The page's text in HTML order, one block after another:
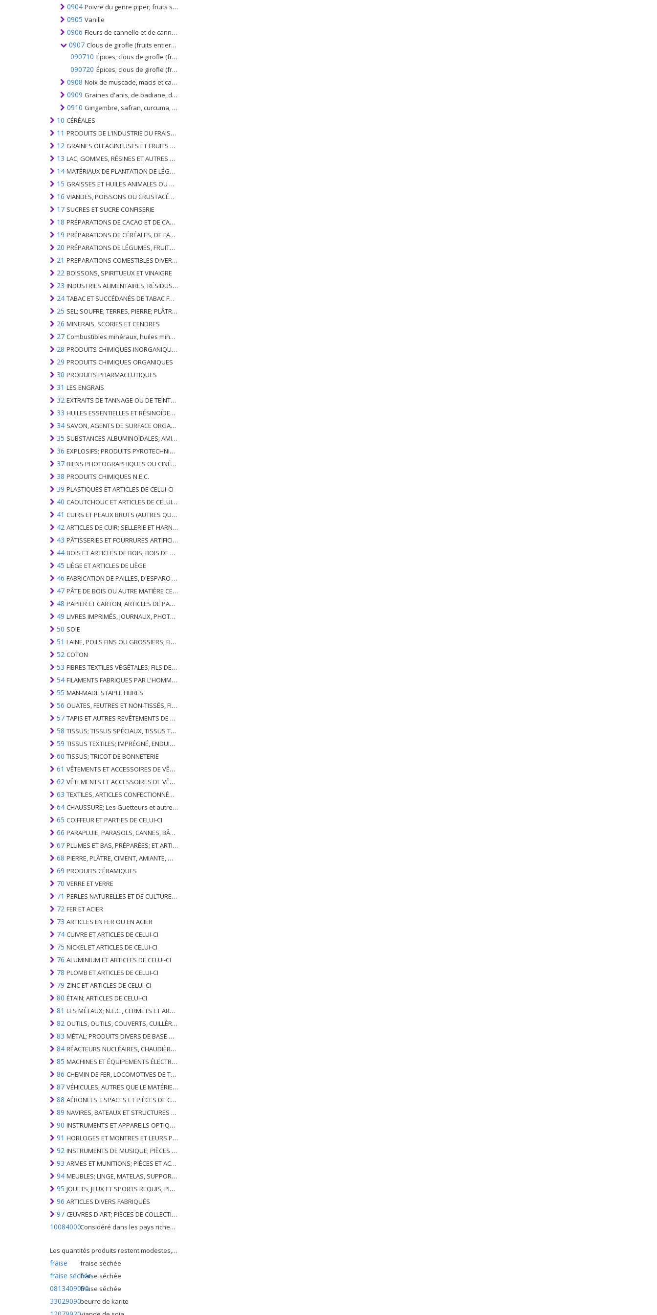
0904 Poivre du genre piper; fruits séchés ou broyés ou pulvérisés du genre Capsicum ou du genre Pimenta
0905 Vanille
0906 Fleurs de cannelle et de cannelle
0907 Clous de girofle (fruits entiers, clous de girofle et tiges)
090710 Épices; clous de girofle (fruits entiers, clous de girofle et tiges), non broyés ni moulus
090720 Épices; clous de girofle (fruits entiers, clous de girofle et tiges), broyés ou moulus
0908 Noix de muscade, macis et cardamomes
0909 Graines d'anis, de badiane, de fenouil, de coriandre, de cumin, de carvi ou de genévrier
0910 Gingembre, safran, curcuma, thym, feuilles de laurier, curry et autres épices
10 CÉRÉALES
11 PRODUITS DE L'INDUSTRIE DU FRAISAGE; MALT, AMIDONS, INULINE, GLUTEN DE BLÉ
12 GRAINES OLEAGINEUSES ET FRUITS OLÉAGINEUX; GRAINS DIVERS, GRAINES ET FRUITS, PLANTES INDUSTRIELLES OU MÉDICINALES; PAILLE ET FOURRAGE
13 LAC; GOMMES, RÉSINES ET AUTRES SUCS ET EXTRAITS VÉGÉTAUX
14 MATÉRIAUX DE PLANTATION DE LÉGUMES; PRODUITS VÉGÉTAUX NON DÉNOMMÉS NI COMPRIS AILLEURS
15 GRAISSES ET HUILES ANIMALES OU VÉGÉTALES ET LEURS PRODUITS DE CLIVAGE; GRAISSES ANIMALES PRÉPARÉES; CIRES ANIMALES OU VÉGÉTALES
16 VIANDES, POISSONS OU CRUSTACÉS, MOLLUSQUES OU AUTRES INVERTÉBRÉS AQUATIQUES; PRÉPARATIONS DE CELLES-CI
17 SUCRES ET SUCRE CONFISERIE
18 PRÉPARATIONS DE CACAO ET DE CACAO
19 PRÉPARATIONS DE CÉRÉALES, DE FARINES, D'AMIDONS OU DE LAIT; PRODUITS DE PATISSERIE
20 PRÉPARATIONS DE LÉGUMES, FRUITS, NOIX OU AUTRES PARTIES DE PLANTES
21 PREPARATIONS COMESTIBLES DIVERSES
22 BOISSONS, SPIRITUEUX ET VINAIGRE
23 INDUSTRIES ALIMENTAIRES, RÉSIDUS ET DÉCHETS DE CELLES-CI; FOURRAGE ANIMAL PRÉPARÉ
24 TABAC ET SUCCÉDANÉS DE TABAC FABRIQUÉS
25 SEL; SOUFRE; TERRES, PIERRE; PLÂTRES, CHAUX ET CIMENT
26 MINERAIS, SCORIES ET CENDRES
27 Combustibles minéraux, huiles minérales et produits de leur distillation; SUBSTANCES BITUMINEUSES; CIRES MINÉRALES
28 PRODUITS CHIMIQUES INORGANIQUES; COMPOSÉS ORGANIQUES ET INORGANIQUES DE MÉTAUX PRÉCIEUX; DE MÉTAUX DES TERRES RARES, D'ÉLÉMENTS RADIOACTIFS ET D'ISOTOPES
29 PRODUITS CHIMIQUES ORGANIQUES
30 PRODUITS PHARMACEUTIQUES
31 LES ENGRAIS
32 EXTRAITS DE TANNAGE OU DE TEINTURE; TANINS ET LEURS DERIVES; COLORANTS, PIGMENTS ET AUTRES MATIERES COLORANTES; PEINTURES, VERNIS; MASTIC, AUTRES MASTIQUES; ENCRES
33 HUILES ESSENTIELLES ET RÉSINOÏDES; PARFUMERIE, PRÉPARATIONS COSMÉTIQUES OU DE TOILETTE
34 SAVON, AGENTS DE SURFACE ORGANIQUES; LAVAGE, LUBRIFICATION, POLISSAGE OU PRÉPARATION À L'ÉPURATION; CIRES ARTIFICIELLES OU PRÉPARÉES, BOUGIES ET ARTICLES SIMILAIRES, PÂTES À MODÉLISER, CIRES DENTAIRES ET PRÉPARATIONS DENTAIRES À BASE DE PLÂTRE
35 SUBSTANCES ALBUMINOÏDALES; AMIDONS MODIFIÉS; GLUES; ENZYMES
36 EXPLOSIFS; PRODUITS PYROTECHNIQUES; ALLUMETTES; ALLIAGES PYROPHORIQUES; CERTAINES PRÉPARATIONS COMBUSTIBLES
37 BIENS PHOTOGRAPHIQUES OU CINÉMATOGRAPHIQUES
38 PRODUITS CHIMIQUES N.E.C.
39 PLASTIQUES ET ARTICLES DE CELUI-CI
40 CAOUTCHOUC ET ARTICLES DE CELUI-CI
41 CUIRS ET PEAUX BRUTS (AUTRES QUE PÂTEAUX) ET CUIR
42 ARTICLES DE CUIR; SELLERIE ET ​​HARNAIS; ARTICLES DE VOYAGE, SACS À MAIN ET RÉCIPIENTS ANALOGUES; ARTICLES DE GUT ANIMAL (AUTRE QUE GUT DE SOIE-VERT)
43 PÂTISSERIES ET FOURRURES ARTIFICIELLES; FABRICATION DE CELLES-CI
44 BOIS ET ARTICLES DE BOIS; BOIS DE CHARBON
45 LIÈGE ET ARTICLES DE LIÈGE
46 FABRICATION DE PAILLES, D'ESPARO OU D'AUTRES MATÉRIAUX DE COULÉE; BASKETWARE ET WICKERWORK
47 PÂTE DE BOIS OU AUTRE MATIÈRE CELLULOSIQUE FIBREUSE; PAPIER OU CARTON RÉCUPÉRÉ (DÉCHETS ET DÉCHETS)
48 PAPIER ET CARTON; ARTICLES DE PATE A PAPIER, DE PAPIER OU DE CARTON
49 LIVRES IMPRIMÉS, JOURNAUX, PHOTOS ET AUTRES PRODUITS DE L'INDUSTRIE DE L'IMPRIMERIE; MANUSCRITS, TYPESCRIPTS ET PLANS
50 SOIE
51 LAINE, POILS FINS OU GROSSIERS; FIL DE CHEVAL ET TISSU TISSÉ
52 COTON
53 FIBRES TEXTILES VÉGÉTALES; FILS DE PAPIER ET TISSUS DE FILS DE PAPIER
54 FILAMENTS FABRIQUES PAR L'HOMME; BANDES ET SIMILAIRES DE MATIERES TEXTILES SYNTHETIQUES
55 MAN-MADE STAPLE FIBRES
56 OUATES, FEUTRES ET NON-TISSÉS, FILS SPÉCIAUX; FICELLES, CORDES, CORDES, CÂBLES ET ARTICLES ASSOCIÉS
57 TAPIS ET AUTRES REVÊTEMENTS DE SOLS TEXTILES
58 TISSUS; TISSUS SPÉCIAUX, TISSUS TEXTILES TUFTED, DENTELLE, TAPISSERIES, GARNITURES, BRODERIES
59 TISSUS TEXTILES; IMPRÉGNÉ, ENDUIT, COUVERT OU LAMINÉ; ARTICLES TEXTILES D'UN TYPE ADAPTÉ À L'USAGE INDUSTRIEL
60 TISSUS; TRICOT DE BONNETERIE
61 VÊTEMENTS ET ACCESSOIRES DE VÊTEMENTS; TRICOT DE BONNETERIE
62 VÊTEMENTS ET ACCESSOIRES DE VÊTEMENTS; NON BONNETERIE
63 TEXTILES, ARTICLES CONFECTIONNÉS; SETS; VÊTEMENTS PORTÉS ET ARTICLES TEXTILES USÉS; RAGS
64 CHAUSSURE; Les Guetteurs et autres; PARTIES DE CES ARTICLES
65 COIFFEUR ET PARTIES DE CELUI-CI
66 PARAPLUIE, PARASOLS, CANNES, BÂTONNETS, FOUETS, PLANTES DE CONDUITE; ET LEURS PARTIES
67 PLUMES ET BAS, PRÉPARÉES; ET ARTICLES EN PLUME OU EN BAS; FLEURS ARTIFICIELLES; ARTICLES DE CHEVEUX HUMAINS
68 PIERRE, PLÂTRE, CIMENT, AMIANTE, MICA OU MATÉRIEL SIMILAIRE; ARTICLES DE CELUI-CI
69 PRODUITS CÉRAMIQUES
70 VERRE ET VERRE
71 PERLES NATURELLES ET DE CULTURE; PIERRES PRÉCIEUSES, SEMI-PRÉCIEUSES; MÉTAUX PRÉCIEUX, PLAQUÉS OU DOUBLÉS DE MÉTAUX PRÉCIEUX ET OUVRAGES EN CES MATIÈRES; IMITATION BIJOUTERIE; PIÈCE DE MONNAIE
72 FER ET ACIER
73 ARTICLES EN FER OU EN ACIER
74 CUIVRE ET ARTICLES DE CELUI-CI
75 NICKEL ET ARTICLES DE CELUI-CI
76 ALUMINIUM ET ARTICLES DE CELUI-CI
78 PLOMB ET ARTICLES DE CELUI-CI
79 ZINC ET ARTICLES DE CELUI-CI
80 ÉTAIN; ARTICLES DE CELUI-CI
81 LES MÉTAUX; N.E.C., CERMETS ET ARTICLES DE CELUI-CI
82 OUTILS, OUTILS, COUVERTS, CUILLÈRES ET FOURCHES DE MÉTAUX DE BASE; PARTIES DE CELLES-CI, EN METAL DE BASE
83 MÉTAL; PRODUITS DIVERS DE BASE METAL
84 RÉACTEURS NUCLÉAIRES, CHAUDIÈRES, MACHINES ET APPAREILS MÉCANIQUES; PARTIES DE CELLES-CI
85 MACHINES ET ÉQUIPEMENTS ÉLECTRIQUES ET LEURS PARTIES; ENREGISTREURS ET REPRODUCTEURS SONORES; APPAREILS D'ENREGISTREMENT OU DE REPRODUCTION DES IMAGES ET DU SON EN TÉLÉVISION, PIÈCES ET ACCESSOIRES DE TELS ARTICLES
86 CHEMIN DE FER, LOCOMOTIVES DE TRAMWAY, MATÉRIEL ROULANT ET LEURS PARTIES; RACCORDS DE CHEMIN DE FER OU DE TRAMWAY ET RACCORDS ET PIÈCES DE CELLES-CI; ÉQUIPEMENT DE SIGNALISATION DE TRAFIC MÉCANIQUE (Y COMPRIS ÉLECTRO-MÉCANIQUE) DE TOUS TYPES
87 VÉHICULES; AUTRES QUE LE MATÉRIEL ROULANT DE CHEMIN DE FER OU DE TRAMWAY, ET LEURS PIÈCES ET ACCESSOIRES
88 AÉRONEFS, ESPACES ET PIÈCES DE CELUI-CI
89 NAVIRES, BATEAUX ET STRUCTURES FLOTTANTES
90 INSTRUMENTS ET APPAREILS OPTIQUES, PHOTOGRAPHIQUES, CINÉMATOGRAPHIQUES, DE MESURE, DE CONTRÔLE, DE MÉDECINE OU DE CHIRURGIE; PIÈCES ET ACCESSOIRES
91 HORLOGES ET MONTRES ET LEURS PARTIES
92 INSTRUMENTS DE MUSIQUE; PIÈCES ET ACCESSOIRES DE TELS ARTICLES
93 ARMES ET MUNITIONS; PIÈCES ET ACCESSOIRES DE CELLES-CI
94 MEUBLES; LINGE, MATELAS, SUPPORTS DE MATELAS, COUSSINS ET AMEUBLEMENT SIMILAIRE FARCI; LAMPES ET RACCORDS D'ÉCLAIRAGE, N.E.C .; SIGNES LUMINEUSES, PLAQUES DE NOMS LUMINEUSES ET SIMILAIRES; BÂTIMENTS PRÉFABRIQUÉS
95 JOUETS, JEUX ET SPORTS REQUIS; PIÈCES ET ACCESSOIRES DE CELLES-CI
96 ARTICLES DIVERS FABRIQUÉS
97 ŒUVRES D'ART; PIÈCES DE COLLECTION ET ANTIQUITÉS
10084000Considéré dans les pays riches comme une "céréale mineure", le fonio blanc est une graminée de la famille des poaceae cultivée pour ses graines dans certaines régions d'Afrique.
Les quantités produits restent modestes, mais cette plante présente malgré tout de nombreuses qualités. Elle est utilisé dans l'alimentation humaine et entre dans la préparation de nombreuses recettes traditionnelles africaines comme le couscous, la bouillie, les boulettes, les beignets et même le pain.
fraise fraise séchée
fraise séchéefraise séchée
0813409090fraise séchée
33029090beurre de karite